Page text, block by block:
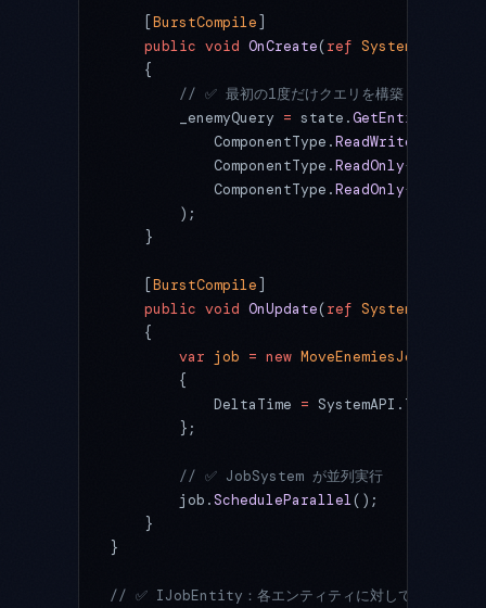
    [
BurstCompile ]
    public
void OnCreate(ref SystemState
    {
        // ✅ 最初の1度だけクエリを構築
        _enemyQuery
= state.GetEntityQuery
            ComponentType.
ReadWrite
            ComponentType.
ReadOnly<
            ComponentType.
ReadOnly<
        );
    }
    [
BurstCompile ]
    public
void OnUpdate(ref SystemState
    {
        var
job = new MoveEnemiesJob
        {
            DeltaTime
=
        };
        // ✅ JobSystem が並列実行
        job.
ScheduleParallel();
    }
}
// ✅ IJobEntity：各エンティティに対して実行